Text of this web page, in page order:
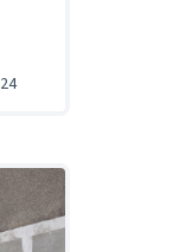
24